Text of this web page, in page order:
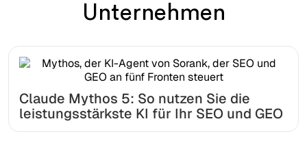
Unternehmen
Claude Mythos 5: So nutzen Sie die
leistungsstärkste KI für Ihr SEO und GEO